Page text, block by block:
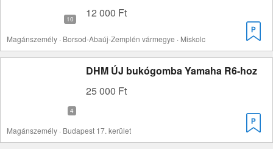
12 000 Ft
Magánszemély · Borsod-Abaúj-Zemplén vármegye · Miskolc
DHM ÚJ bukógomba Yamaha R6-hoz
25 000 Ft
Magánszemély · Budapest 17. kerület